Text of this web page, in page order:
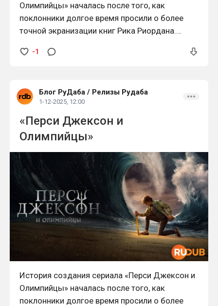
Олимпийцы» началась после того, как
поклонники долгое время просили о более
точной экранизации книг Рика Риордана.
зрителей, ни самого автора, поэтому
-1
Блог РуДаба / Релизы Рудаба
1-12-2025, 12:00
«Перси Джексон и
Олимпийцы»
История создания сериала «Перси Джексон и
Олимпийцы» началась после того, как
поклонники долгое время просили о более